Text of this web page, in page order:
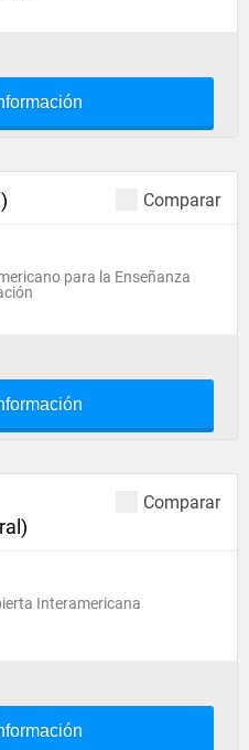
Comparar
para la Enseñanza
Comparar
Interamericana